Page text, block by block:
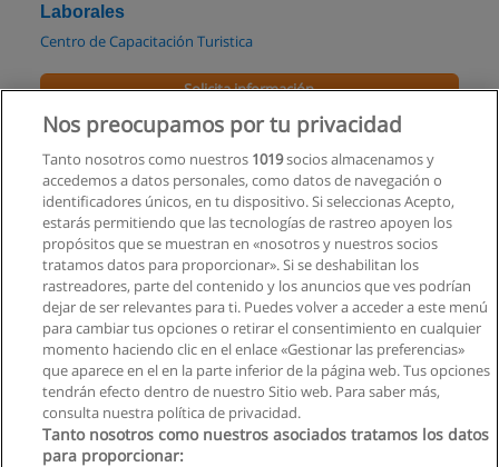
Laborales
Centro de Capacitación Turistica
Solicita información
Curso de Bartender Profesional 2013
Centro de Capacitación Turistica
Solicita información
Curso de Mesero Polivalente
Centro de Excelencia Turística
Solicita información
Nos preocupamos por tu privacidad
Tanto nosotros como nuestros 1019socios almacenamos y
accedemos a datos personales, como datos de navegación o
identificadores únicos, en tu dispositivo. Si seleccionas Acepto,
estarás permitiendo que las tecnologías de rastreo apoyen los
propósitos que se muestran en «nosotros y nuestros socios
tratamos datos para proporcionar». Si se deshabilitan los
rastreadores, parte del contenido y los anuncios que ves podrían
dejar de ser relevantes para ti. Puedes volver a acceder a este menú
para cambiar tus opciones o retirar el consentimiento en cualquier
momento haciendo clic en el enlace «Gestionar las preferencias»
que aparece en el en la parte inferior de la página web. Tus opciones
tendrán efecto dentro de nuestro Sitio web. Para saber más,
consulta nuestra política de privacidad.
Tanto nosotros como nuestros asociados tratamos los datos
para proporcionar: